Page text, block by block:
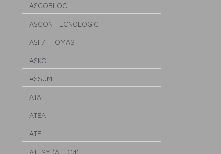
ASCOBLOC
ASCON TECNOLOGIC
ASF/THOMAS
ASKO
ASSUM
ATA
ATEA
ATEL
ATESY (АТЕСИ)